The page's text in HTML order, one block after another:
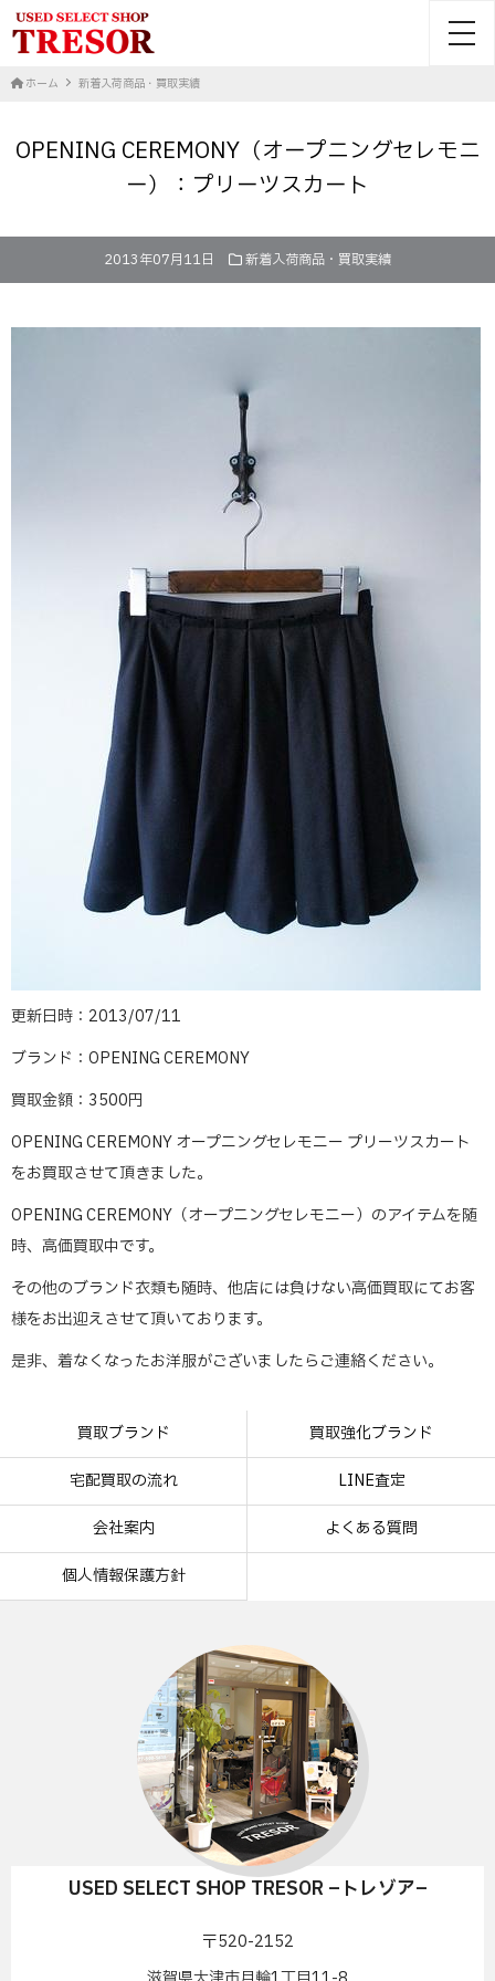
ホーム 新着入荷商品・買取実績
OPENING CEREMONY（オープニングセレモニ
ー）：プリーツスカート
2013年07月11日 新着入荷商品・買取実績
更新日時：2013/07/11
ブランド：OPENING CEREMONY
買取金額：3500円
OPENING CEREMONY オープニングセレモニー プリーツスカート
をお買取させて頂きました。
OPENING CEREMONY（オープニングセレモニー）のアイテムを随
時、高価買取中です。
その他のブランド衣類も随時、他店には負けない高価買取にてお客
様をお出迎えさせて頂いております。
是非、着なくなったお洋服がございましたらご連絡ください。
買取ブランド 買取強化ブランド
宅配買取の流れ LINE査定
会社案内 よくある質問
個人情報保護方針
USED SELECT SHOP TRESOR –トレゾア–
〒520-2152